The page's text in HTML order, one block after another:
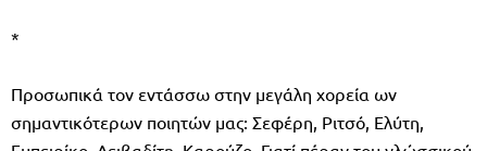
*
Προσωπικά τον εντάσσω στην μεγάλη χορεία ων
σημαντικότερων ποιητών μας: Σεφέρη, Ριτσό, Ελύτη,